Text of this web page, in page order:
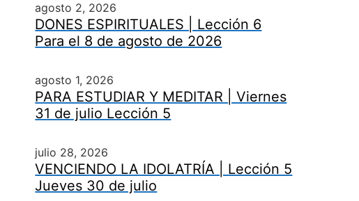
agosto 2, 2026
DONES ESPIRITUALES | Lección 6
Para el 8 de agosto de 2026
agosto 1, 2026
PARA ESTUDIAR Y MEDITAR | Viernes
31 de julio Lección 5
julio 28, 2026
VENCIENDO LA IDOLATRÍA | Lección 5
Jueves 30 de julio